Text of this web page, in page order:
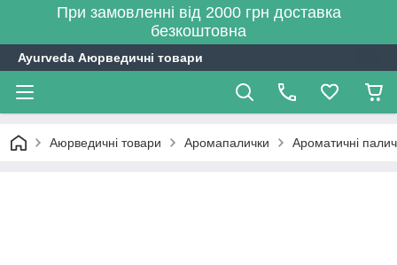
При замовленні від 2000 грн доставка
безкоштовна
Ayurveda Аюрведичні товари
Аюрведичні товари Аромапалички Ароматичні